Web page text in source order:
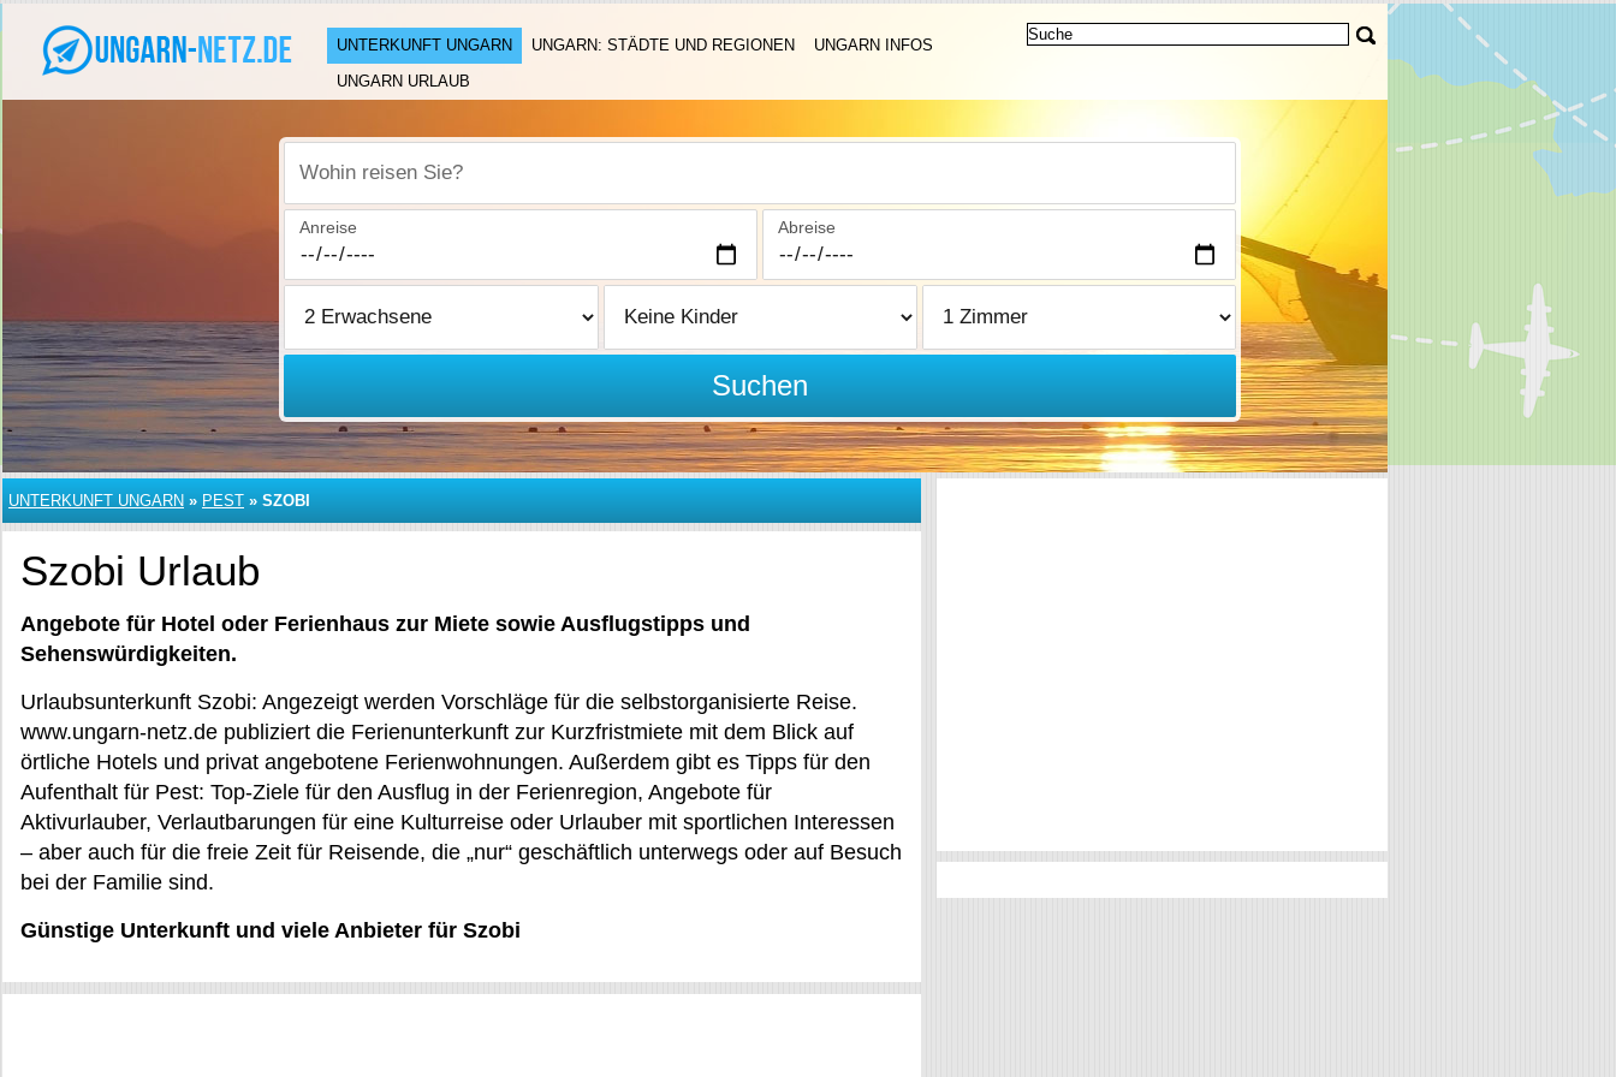
UNTERKUNFT UNGARN UNGARN: STÄDTE UND REGIONEN
UNGARN INFOS
UNGARN URLAUB
Wohin reisen Sie?
Anreise Abreise
Suchen
UNTERKUNFT UNGARN » PEST » SZOBI
Szobi Urlaub
Angebote für Hotel oder Ferienhaus zur Miete sowie Ausflugstipps und
Sehenswürdigkeiten.
Urlaubsunterkunft Szobi: Angezeigt werden Vorschläge für die selbstorganisierte Reise.
www.ungarn-netz.de publiziert die Ferienunterkunft zur Kurzfristmiete mit dem Blick auf
örtliche Hotels und privat angebotene Ferienwohnungen. Außerdem gibt es Tipps für den
Aufenthalt für Pest: Top-Ziele für den Ausflug in der Ferienregion, Angebote für
Aktivurlauber, Verlautbarungen für eine Kulturreise oder Urlauber mit sportlichen Interessen
– aber auch für die freie Zeit für Reisende, die „nur“ geschäftlich unterwegs oder auf Besuch
bei der Familie sind.
Günstige Unterkunft und viele Anbieter für Szobi